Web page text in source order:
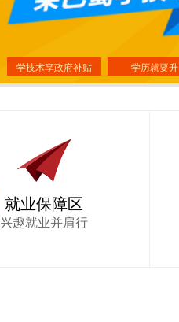
学技术享政府补贴 学历就要升
就业保障区
兴趣就业并肩行